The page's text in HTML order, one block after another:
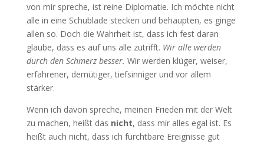
von mir spreche, ist reine Diplomatie. Ich möchte nicht
alle in eine Schublade stecken und behaupten, es ginge
allen so. Doch die Wahrheit ist, dass ich fest daran
glaube, dass es auf uns alle zutrifft. Wir alle werden
durch den Schmerz besser. Wir werden klüger, weiser,
erfahrener, demütiger, tiefsinniger und vor allem
stärker.
Wenn ich davon spreche, meinen Frieden mit der Welt
zu machen, heißt das nicht, dass mir alles egal ist. Es
heißt auch nicht, dass ich furchtbare Ereignisse gut